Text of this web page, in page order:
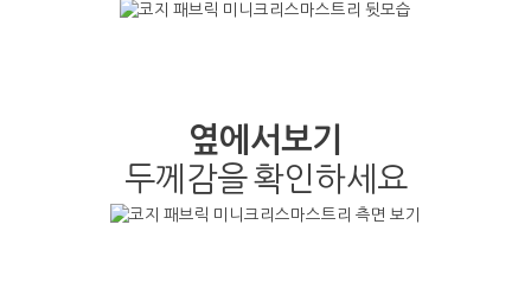
옆에서보기
두께감을 확인하세요